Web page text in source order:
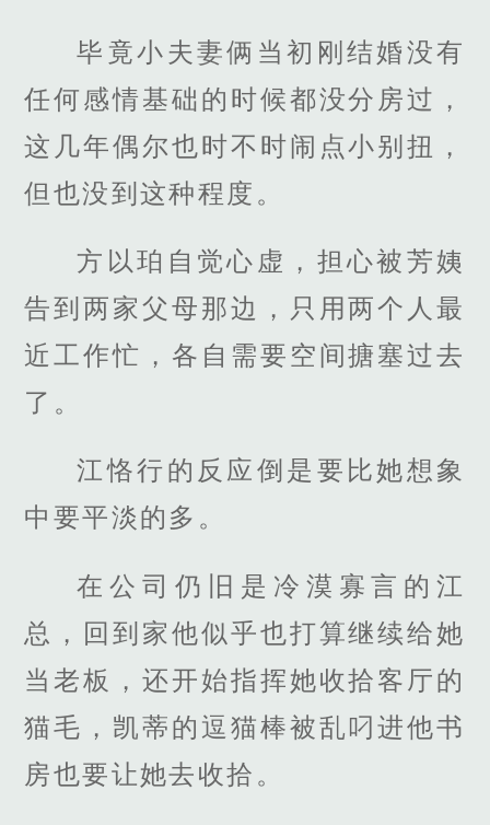
毕竟小夫妻俩当初刚结婚没有
任何感情基础的时候都没分房过，
这几年偶尔也时不时闹点小别扭，
但也没到这种程度。
方以珀自觉心虚，担心被芳姨
告到两家父母那边，只用两个人最
近工作忙，各自需要空间搪塞过去
了。
江恪行的反应倒是要比她想象
中要平淡的多。
在公司仍旧是冷漠寡言的江
总，回到家他似乎也打算继续给她
当老板，还开始指挥她收拾客厅的
猫毛，凯蒂的逗猫棒被乱叼进他书
房也要让她去收拾。